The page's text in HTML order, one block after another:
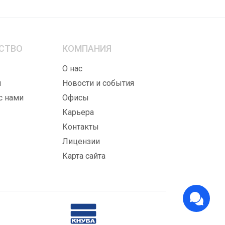
нами
КОМПАНИЯ
О нас
Новости и события
Офисы
Карьера
Контакты
Лицензии
Карта сайта